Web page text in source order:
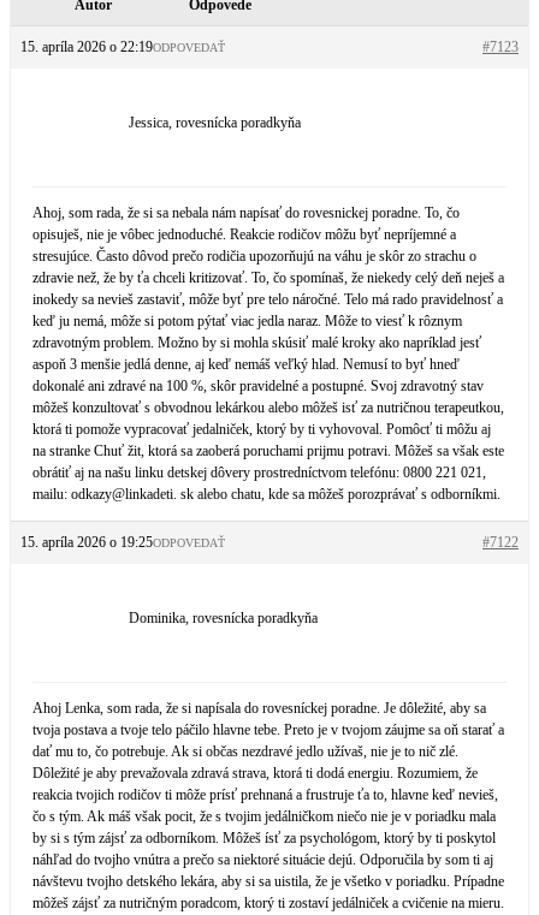
Autor Odpovede
15. apríla 2026 o 22:19 #7123
ODPOVEDAŤ
Jessica, rovesnícka poradkyňa
Ahoj, som rada, že si sa nebala nám napísať do rovesnickej poradne. To, čo
opisuješ, nie je vôbec jednoduché. Reakcie rodičov môžu byť nepríjemné a
stresujúce. Často dôvod prečo rodičia upozorňujú na váhu je skôr zo strachu o
zdravie než, že by ťa chceli kritizovať. To, čo spomínaš, že niekedy celý deň neješ a
inokedy sa nevieš zastaviť, môže byť pre telo náročné. Telo má rado pravidelnosť a
keď ju nemá, môže si potom pýtať viac jedla naraz. Môže to viesť k rôznym
zdravotným problem. Možno by si mohla skúsiť malé kroky ako napríklad jesť
aspoň 3 menšie jedlá denne, aj keď nemáš veľký hlad. Nemusí to byť hneď
dokonalé ani zdravé na 100 %, skôr pravidelné a postupné. Svoj zdravotný stav
môžeš konzultovať s obvodnou lekárkou alebo môžeš isť za nutričnou terapeutkou,
ktorá ti pomože vypracovať jedalniček, ktorý by ti vyhovoval. Pomôcť ti môžu aj
na stranke Chuť žit, ktorá sa zaoberá poruchami prijmu potravi. Môžeš sa však este
obrátiť aj na našu linku detskej dôvery prostredníctvom telefónu: 0800 221 021,
mailu: odkazy@linkadeti. sk alebo chatu, kde sa môžeš porozprávať s odborníkmi.
15. apríla 2026 o 19:25 #7122
ODPOVEDAŤ
Dominika, rovesnícka poradkyňa
Ahoj Lenka, som rada, že si napísala do rovesníckej poradne. Je dôležité, aby sa
tvoja postava a tvoje telo páčilo hlavne tebe. Preto je v tvojom záujme sa oň starať a
dať mu to, čo potrebuje. Ak si občas nezdravé jedlo užívaš, nie je to nič zlé.
Dôležité je aby prevažovala zdravá strava, ktorá ti dodá energiu. Rozumiem, že
reakcia tvojich rodičov ti môže prísť prehnaná a frustruje ťa to, hlavne keď nevieš,
čo s tým. Ak máš však pocit, že s tvojim jedálničkom niečo nie je v poriadku mala
by si s tým zájsť za odborníkom. Môžeš ísť za psychológom, ktorý by ti poskytol
náhľad do tvojho vnútra a prečo sa niektoré situácie dejú. Odporučila by som ti aj
návštevu tvojho detského lekára, aby si sa uistila, že je všetko v poriadku. Prípadne
môžeš zájsť za nutričným poradcom, ktorý ti zostaví jedálniček a cvičenie na mieru.